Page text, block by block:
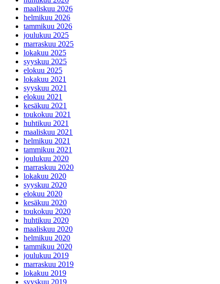
maaliskuu 2026
helmikuu 2026
tammikuu 2026
joulukuu 2025
marraskuu 2025
lokakuu 2025
syyskuu 2025
elokuu 2025
lokakuu 2021
syyskuu 2021
elokuu 2021
kesäkuu 2021
toukokuu 2021
huhtikuu 2021
maaliskuu 2021
helmikuu 2021
tammikuu 2021
joulukuu 2020
marraskuu 2020
lokakuu 2020
syyskuu 2020
elokuu 2020
kesäkuu 2020
toukokuu 2020
huhtikuu 2020
maaliskuu 2020
helmikuu 2020
tammikuu 2020
joulukuu 2019
marraskuu 2019
lokakuu 2019
syyskuu 2019